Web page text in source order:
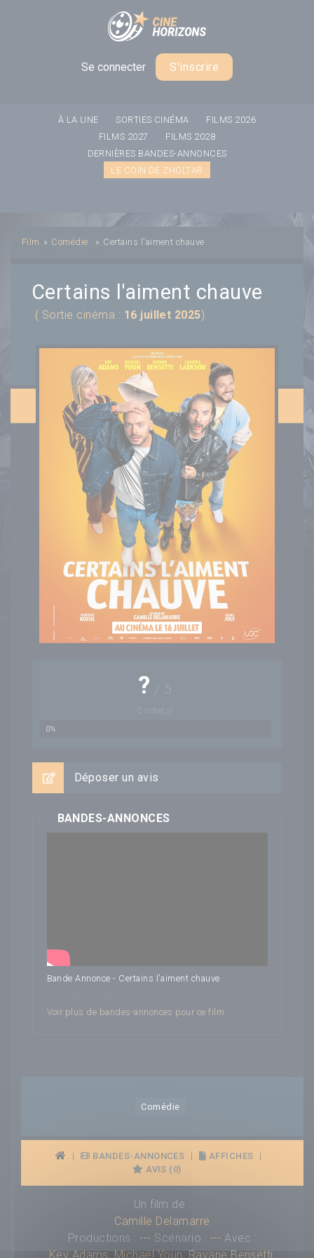
Se connecter S'inscrire
À LA UNE SORTIES CINÉMA
FILMS 2026
FILMS 2027
FILMS 2028
DERNIÈRES BANDES-ANNONCES
LE COIN DE ZHOLTAR
Film » Comédie » Certains l'aiment chauve
Certains l'aiment chauve
( Sortie cinéma : 16 juillet 2025)
? / 5
note(s)
0%
Déposer un avis
BANDES-ANNONCES
Bande Annonce - Certains l'aiment chauve
Voir plus de bandes-annonces pour ce film
Comédie
| BANDES-ANNONCES | AFFICHES
|
AVIS (0)
Un film de :
Camille Delamarre
Productions :--- Scénario : --- Avec :
Kev Adams, Michaël Youn, Rayane Bensetti,
Panneau de gestion des cookies